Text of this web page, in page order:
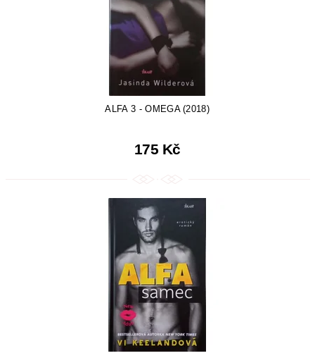
ALFA 3 - OMEGA (2018)
175 Kč